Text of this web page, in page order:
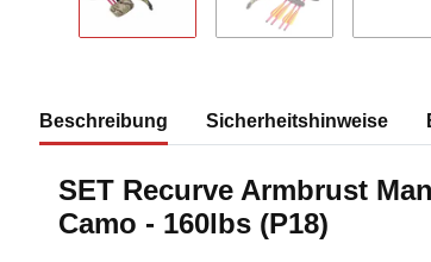
Beschreibung Sicherheitshinweise
SET Recurve Armbrust
Camo - 160lbs (P18)